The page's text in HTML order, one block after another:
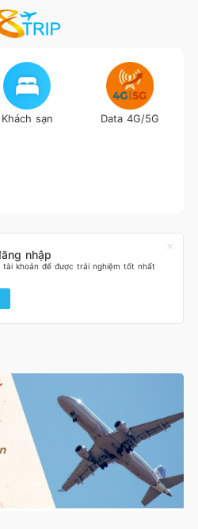
Khách sạn Data 4G/5G
nhập
tài khoản để được trải nghiệm tốt nhất